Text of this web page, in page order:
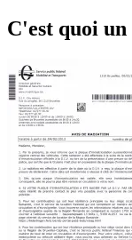
C'est quoi